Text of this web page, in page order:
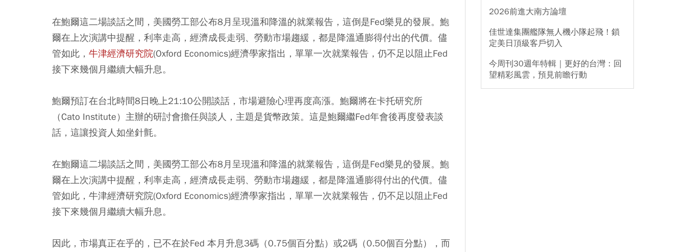
在鮑爾這二場談話之間，美國勞工部公布8月呈現溫和降溫的就業報告，這倒是Fed樂見的發展。鮑
爾在上次演講中提醒，利率走高，經濟成長走弱、勞動市場趨緩，都是降溫通膨得付出的代價。儘
管如此， 牛津經濟研究院(Oxford Economics)經濟學家指出，單單一次就業報告，仍不足以阻止Fed
接下來幾個月繼續大幅升息。
鮑爾預訂在台北時間8日晚上21:10公開談話，市場避險心理再度高漲。鮑爾將在卡托研究所
（Cato Institute）主辦的研討會擔任與談人，主題是貨幣政策。這是鮑爾繼Fed年會後再度發表談
話，這讓投資人如坐針氈。
在鮑爾這二場談話之間，美國勞工部公布8月呈現溫和降溫的就業報告，這倒是Fed樂見的發展。鮑
爾在上次演講中提醒，利率走高，經濟成長走弱、勞動市場趨緩，都是降溫通膨得付出的代價。儘
管如此，牛津經濟研究院(Oxford Economics)經濟學家指出，單單一次就業報告，仍不足以阻止Fed
接下來幾個月繼續大幅升息。
因此，市場真正在乎的，已不在於Fed 本月升息3碼（0.75個百分點）或2碼（0.50個百分點），而
2026前進大南方論壇
佳世達集團艦隊無人機小隊起飛！鎖
定美日頂級客戶切入
今周刊30週年特輯｜更好的台灣：回
望精彩風雲，預見前瞻行動